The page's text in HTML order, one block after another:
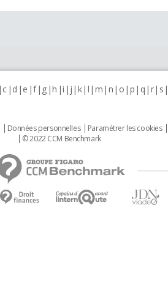
c d e f g h i j k l m n o p q r s
Données personnelles Paramétrer les cookies
© 2022 CCM Benchmark